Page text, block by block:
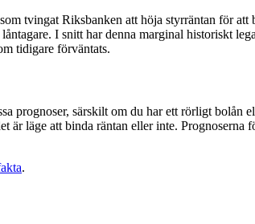
tvingat Riksbanken att höja styrräntan för
I snitt har denna marginal historiskt
tidigare förväntats.
prognoser, särskilt om du har ett rörligt
läge att binda räntan eller inte.
.